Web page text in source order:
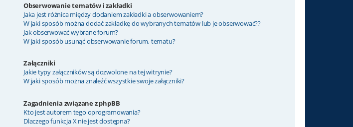
Obserwowanie tematów i zakładki
Jaka jest różnica między dodaniem zakładki a obserwowaniem?
W jaki sposób można dodać zakładkę do wybranych tematów lub je obserwować??
Jak obserwować wybrane forum?
W jaki sposób usunąć obserwowanie forum, tematu?
Załączniki
Jakie typy załączników są dozwolone na tej witrynie?
W jaki sposób można znaleźć wszystkie swoje załączniki?
Zagadnienia związane z phpBB
Kto jest autorem tego oprogramowania?
Dlaczego funkcja X nie jest dostępna?